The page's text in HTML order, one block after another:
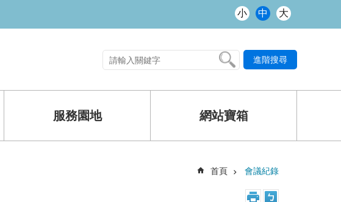
小 中 大
進階搜尋
服務園地 網站寶箱
首頁 會議紀錄